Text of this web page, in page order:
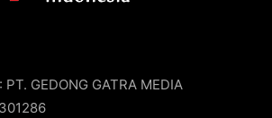
GEDONG GATRA MEDIA